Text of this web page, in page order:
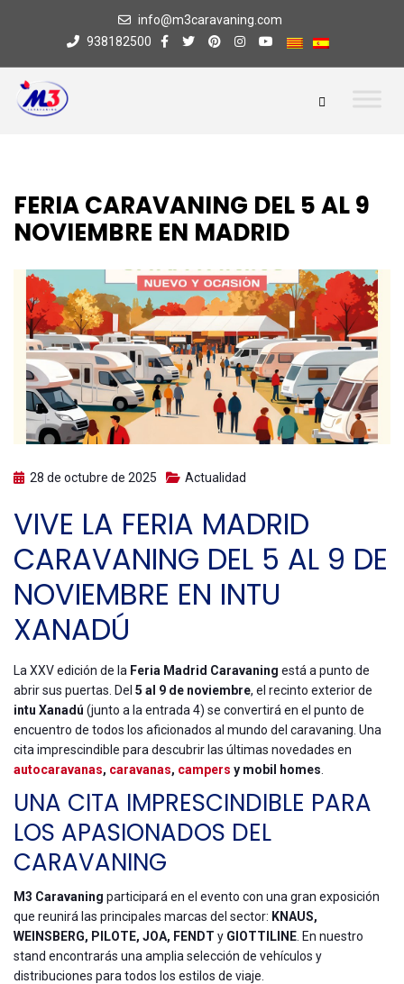
info@m3caravaning.com
938182500
FERIA CARAVANING DEL 5 AL 9
NOVIEMBRE EN MADRID
28 de octubre de 2025 Actualidad
VIVE LA FERIA MADRID
CARAVANING DEL 5 AL 9 DE
NOVIEMBRE EN INTU
XANADÚ
La XXV edición de la Feria Madrid Caravaning está a punto de
abrir sus puertas. Del 5 al 9 de noviembre, el recinto exterior de
intu Xanadú (junto a la entrada 4) se convertirá en el punto de
encuentro de todos los aficionados al mundo del caravaning. Una
cita imprescindible para descubrir las últimas novedades en
autocaravanas, caravanas, campers y mobil homes
UNA CITA IMPRESCINDIBLE PARA
LOS APASIONADOS DEL
CARAVANING
M3 Caravaning participará en el evento con una gran exposición
que reunirá las principales marcas del sector: KNAUS,
WEINSBERG, PILOTE, JOA, FENDT y GIOTTILINE . En nuestro
stand encontrarás una amplia selección de vehículos y
distribuciones para todos los estilos de viaje.